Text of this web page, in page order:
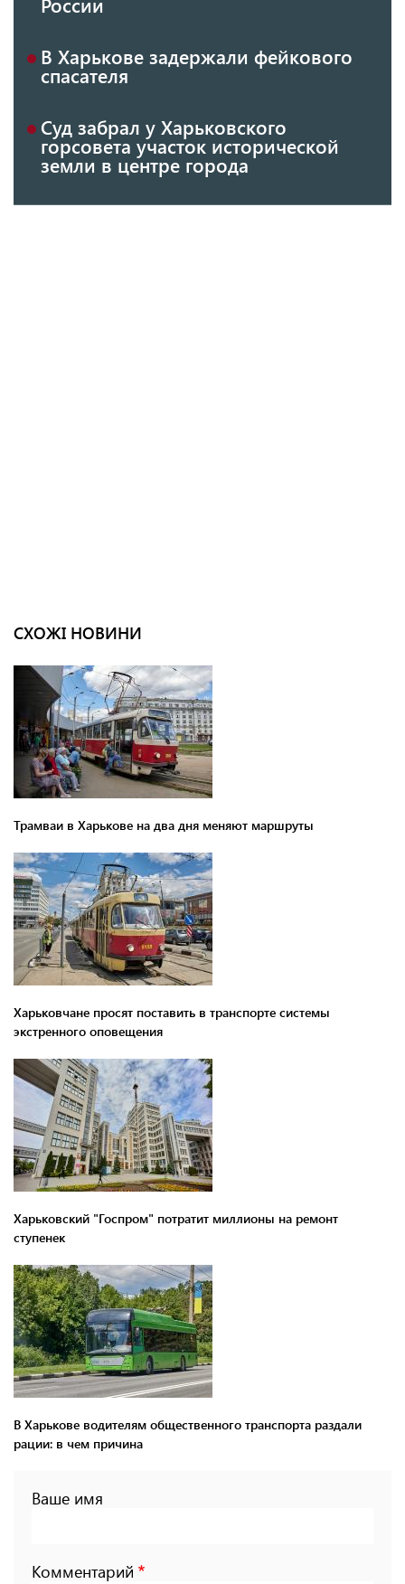
В Харькове задержали фейкового
спасателя
Суд забрал у Харьковского
горсовета участок исторической
земли в центре города
СХОЖІ НОВИНИ
Трамваи в Харькове на два дня меняют маршруты
Харьковчане просят поставить в транспорте системы
экстренного оповещения
Харьковский "Госпром" потратит миллионы на ремонт
ступенек
В Харькове водителям общественного транспорта раздали
рации: в чем причина
Ваше имя
Комментарий